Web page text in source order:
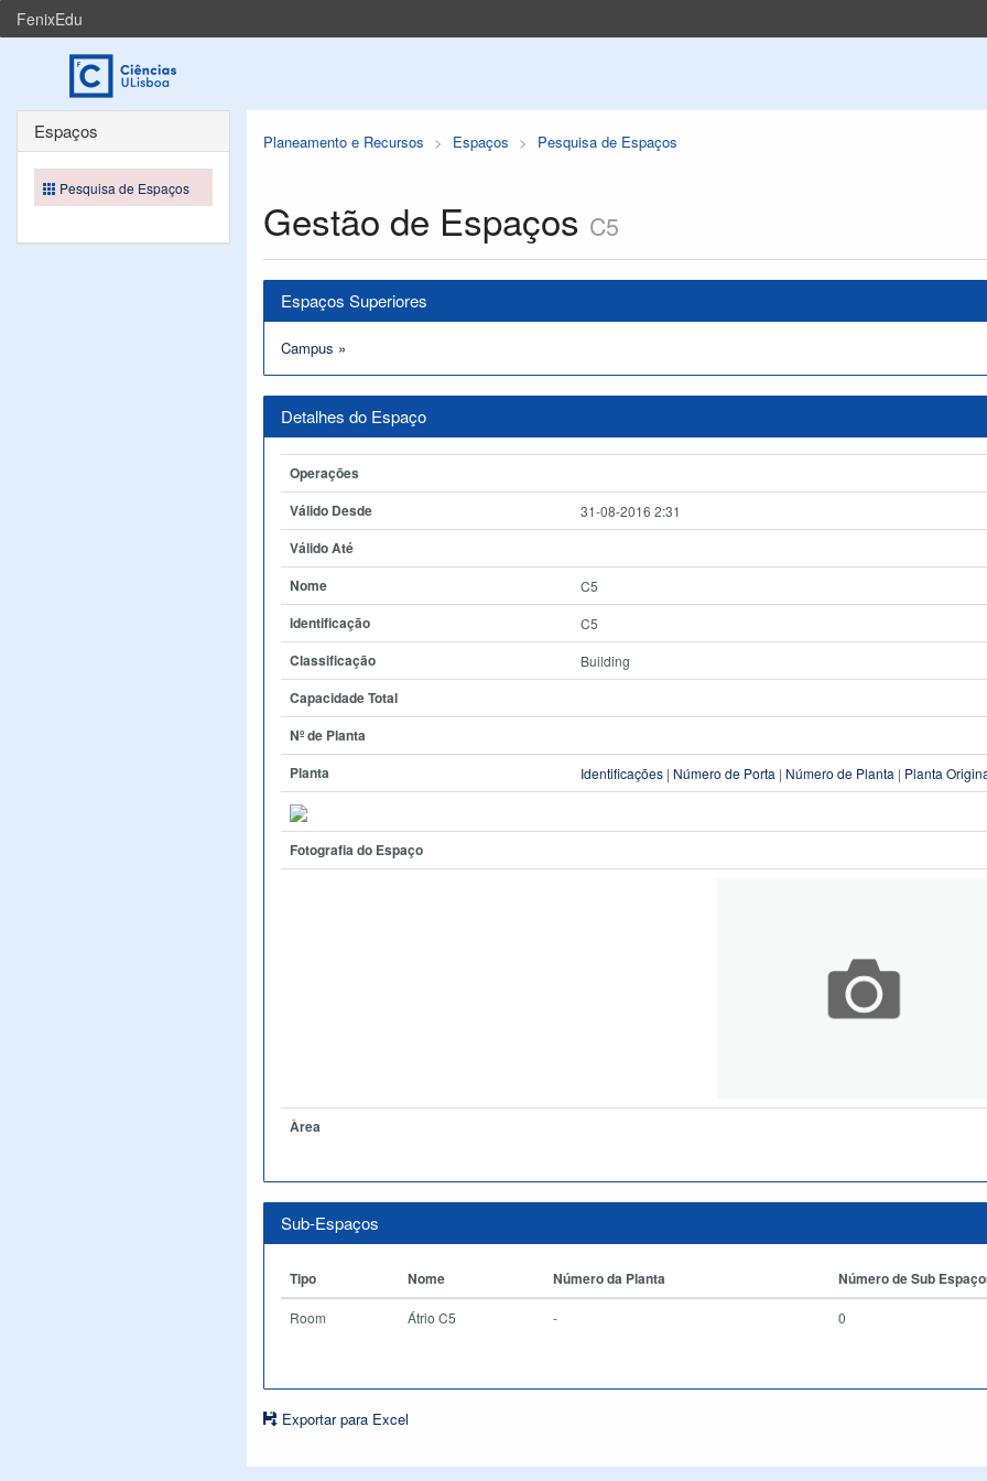
FenixEdu
Planeamento e Recursos Espaços Pesquisa de Espaços
Gestão de Espaços C5
Espaços Superiores
Campus »
Detalhes do Espaço
Operações
Válido Desde
31-08-2016 2:31
Válido Até
Nome
C5
Identificação C5
Classificação Building
Capacidade Total
Nº de Planta
Planta
Identificações | Número de Porta | Número de Planta | Planta
Fotografia do Espaço
Àrea
Sub-Espaços
Tipo Nome Número da Planta Número de Sub
Room Átrio C5 - 0
Exportar para Excel
Espaços
Pesquisa de Espaços